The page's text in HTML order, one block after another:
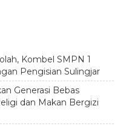
Kombel SMPN 1
Pengisian Sulingjar
Generasi Bebas
dan Makan Bergizi